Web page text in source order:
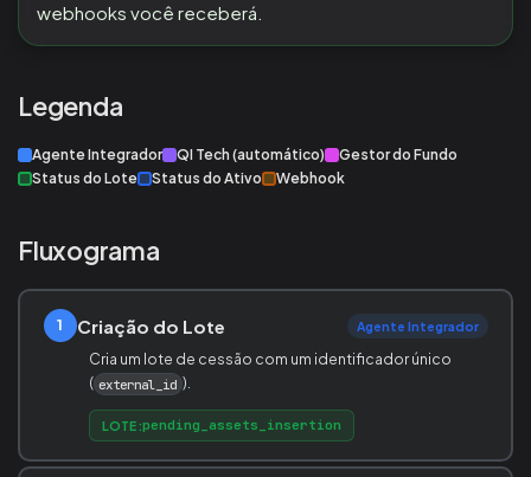
webhooks você receberá.
Legenda
Agente Integrador QI Tech (automático)
Gestor do Fundo
Status do Lote
Status do Ativo Webhook
Fluxograma
1 Criação do Lote Agente Integrador
Cria um lote de cessão com um identificador único
( external_id ).
LOTE:pending_assets_insertion